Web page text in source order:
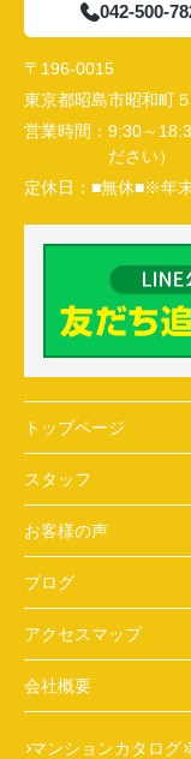
042-500-
〒196-0015
東京都昭島市昭和町
営業時間： 9:30～
ださい）
定休日： ■無休■※年
トップページ
スタッフ
お客様の声
ブログ
アクセスマップ
会社概要
マンションカタログ